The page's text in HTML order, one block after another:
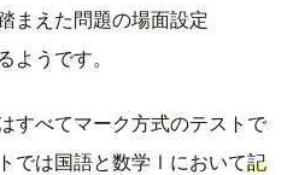
まえた問題の場面設定
ようです。
すべてマーク方式のテストで
では国語と数学Ⅰにおいて記